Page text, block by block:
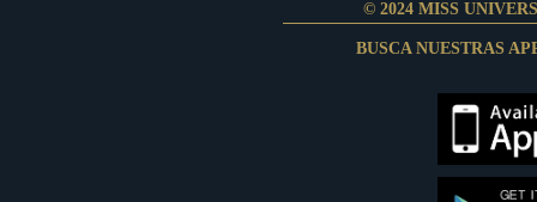
© 2024 MISS
BUSCA NUESTRAS